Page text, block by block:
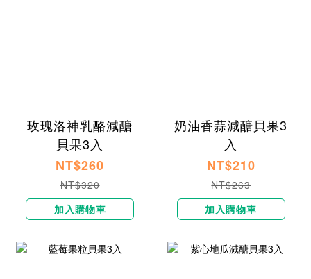
玫瑰洛神乳酪減醣
貝果3入
NT$260
NT$320
加入購物車
奶油香蒜減醣貝果3
入
NT$210
NT$263
加入購物車